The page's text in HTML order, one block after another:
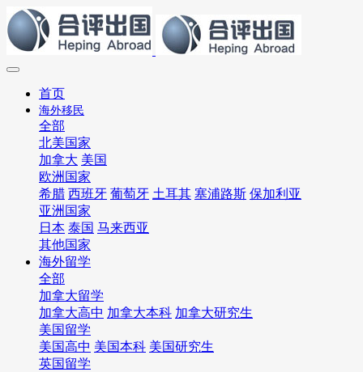
首页
海外移民
全部
北美国家
加拿大 美国
欧洲国家
希腊 西班牙 葡萄牙 土耳其 塞浦路斯 保加利亚
亚洲国家
日本 泰国 马来西亚
其他国家
海外留学
全部
加拿大留学
加拿大高中 加拿大本科 加拿大研究生
美国留学
美国高中 美国本科 美国研究生
英国留学